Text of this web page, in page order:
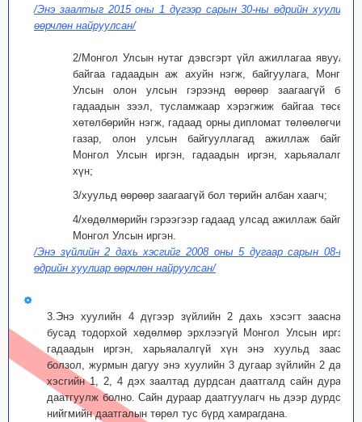
/Энэ заалтыг 2015 оны 1 дүгээр сарын 30-ны өдрийн хуулиар
өөрчлөн найруулсан/
2/Монгол Улсын нутаг дэвсгэрт үйл ажиллагаа явуулж
байгаа гадаадын аж ахуйн нэгж, байгуулага, Монгол
Улсын олон улсын гэрээнд өөрөөр заагаагүй бол
гадаадын зээл, тусламжаар хэрэгжиж байгаа төсөл,
хөтөлбөрийн нэгж, гадаад орны дипломат төлөөлөгчийн
газар, олон улсын байгууллагад ажиллаж байгаа
Монгол Улсын иргэн, гадаадын иргэн, харьяалалгүй
хүн;
3/хуульд өөрөөр заагаагүй бол төрийн албан хаагч;
4/хөдөлмөрийн гэрээгээр гадаад улсад ажиллаж байгаа
Монгол Улсын иргэн.
/Энэ зүйлийн 2 дахь хэсгийг 2008 оны 5 дугаар сарын 08-ны
өдрийн хуулиар өөрчлөн найруулсан/
3.Энэ хуулийн 4 дүгээр зүйлийн 2 дахь хэсэгт зааснаас
бусад тодорхой хөдөлмөр эрхлээгүй Монгол Улсын иргэн,
гадаадын иргэн, харьяалалгүй хүн энэ хуульд заасан
болзол, журмын дагуу энэ хуулийн 3 дугаар зүйлийн 2 дахь
хэсгийн 1, 2, 4 дэх заалтад дурдсан даатгалд сайн дураар
даатгуулж болно. Сайн дураар даатгуулагч нь дээр дурдсан
нийгмийн даатгалын төрөл тус бүрд хамрагдана.